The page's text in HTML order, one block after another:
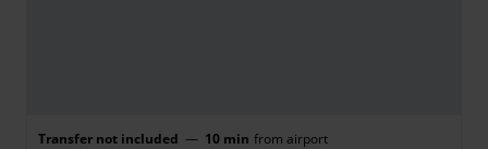
Transfer not included — 10 min from airport